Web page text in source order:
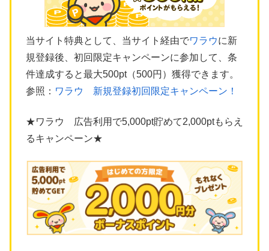
当サイト特典として、当サイト経由でワラウに新
規登録後、初回限定キャンペーンに参加して、条
件達成すると最大500pt（500円）獲得できます。
参照： ワラウ 新規登録初回限定キャンペーン！
★ワラウ 広告利用で5,000pt貯めて2,000ptもらえ
るキャンペーン★